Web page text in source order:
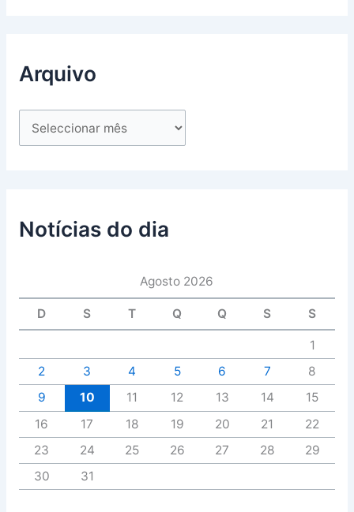
Arquivo
Notícias do dia
Agosto 2026
D S T Q Q S S
1
2
3 4 5 6 7
8
9
10 11 12 13 14
15
16
17 18 19 20 21
22
23
24 25 26 27 28
29
30
31